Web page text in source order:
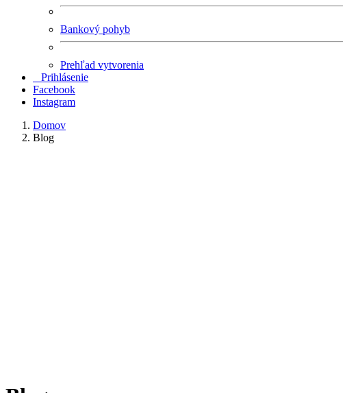
Bankový pohyb
Prehľad vytvorenia
Prihlásenie
Facebook
Instagram
Domov
Blog